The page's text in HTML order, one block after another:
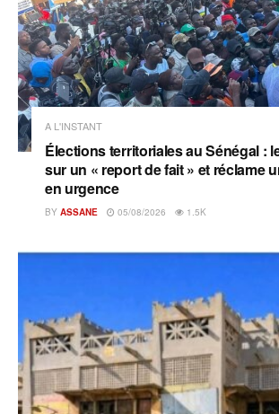
A L'INSTANT
Élections territoriales au Sénégal :
sur un « report de fait » et réclame
en urgence
BY ASSANE 05/08/2026 1.5K